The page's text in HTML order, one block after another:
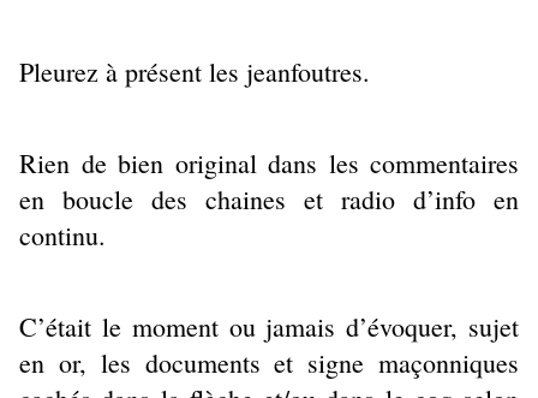
Pleurez à présent les jeanfoutres.
Rien de bien original dans les commentaires
en boucle des chaines et radio d’info en
continu.
C’était le moment ou jamais d’évoquer, sujet
en or, les documents et signe maçonniques